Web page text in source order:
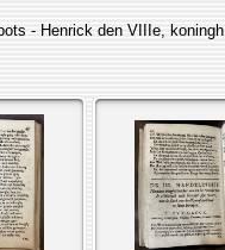
- Henrick den VIIIe,